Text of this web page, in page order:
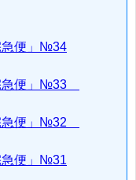
急便」№34
急便」№33
急便」№32
急便」№31